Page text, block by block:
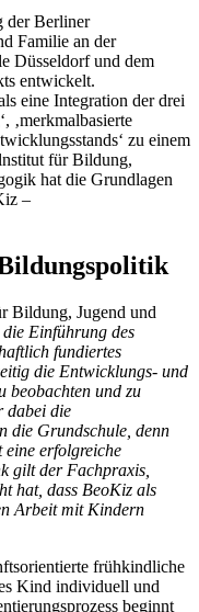
der Berliner
Familie an der
Düsseldorf und dem
entwickelt.
eine Integration der drei
‚merkmalbasierte
zu einem
für Bildung,
hat die Grundlagen
–
Bildung, Jugend und
die Einführung des
fundiertes
die Entwicklungs- und
beobachten und zu
dabei die
die Grundschule, denn
erfolgreiche
gilt der Fachpraxis,
hat, dass BeoKiz als
Arbeit mit Kindern
frühkindliche
Kind individuell und
beginnt